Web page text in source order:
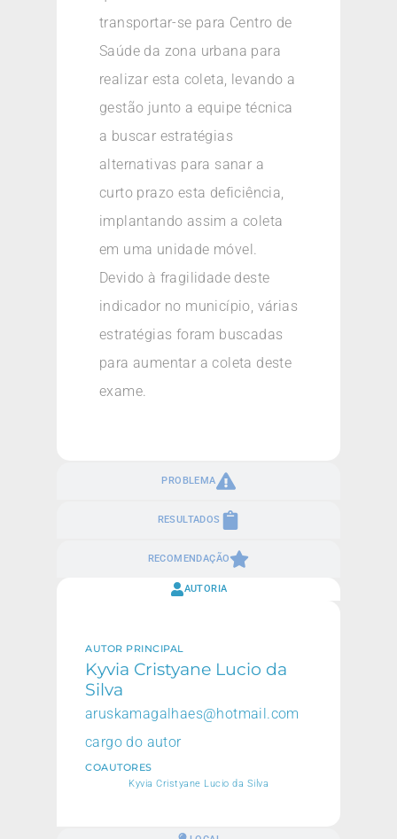
PROBLEMA
RESULTADOS
RECOMENDAÇÃO
transportar-se para Centro de
Saúde da zona urbana para
realizar esta coleta, levando a
gestão junto a equipe técnica
a buscar estratégias
alternativas para sanar a
curto prazo esta deficiência,
implantando assim a coleta
em uma unidade móvel.
Devido à fragilidade deste
indicador no município, várias
estratégias foram buscadas
para aumentar a coleta deste
exame.
AUTORIA
AUTOR PRINCIPAL
Kyvia Cristyane Lucio da
Silva
aruskamagalhaes@hotmail.com
cargo do autor
COAUTORES
Kyvia Cristyane Lucio da Silva